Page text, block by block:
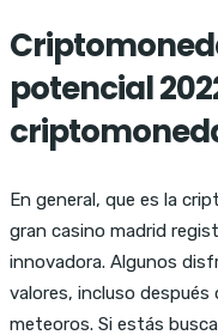
potencial
En general, que es la
gran casino madrid
innovadora. Algunos
valores, incluso después
meteoros. Si estás